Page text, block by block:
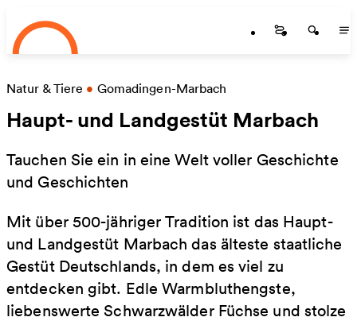
Zum Hauptinhalt springen
Startseite
Natur & Tiere • Gomadingen-Marbach
Haupt- und Landgestüt Marbach
Tauchen Sie ein in eine Welt voller Geschichte
und Geschichten
Mit über 500-jähriger Tradition ist das Haupt-
und Landgestüt Marbach das älteste staatliche
Gestüt Deutschlands, in dem es viel zu
entdecken gibt. Edle Warmbluthengste,
liebenswerte Schwarzwälder Füchse und stolze